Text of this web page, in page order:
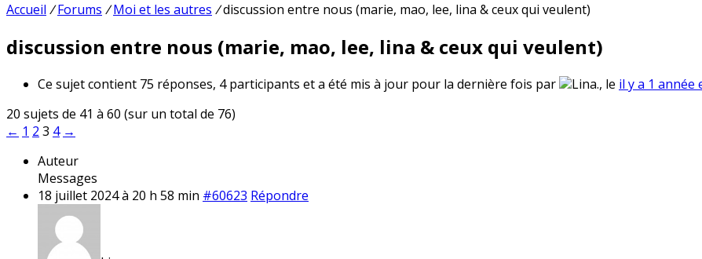
Accueil / Forums / Moi et les autres /discussion entre nous (marie, mao, lee, lina & ceux qui veulent)
discussion entre nous (marie, mao, lee, lina & ceux qui veulent)
Ce sujet contient 75 réponses, 4 participants et a été mis à jour pour la dernière fois par Lina., le il y a 1 année
20 sujets de 41 à 60 (sur un total de 76)
← 1 2 3 4 →
Auteur
Messages
18 juillet 2024 à 20 h 58 min #60623 Répondre